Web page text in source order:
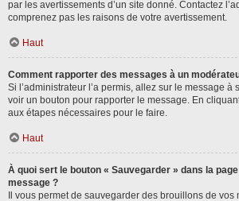
par les avertissements d’un site donné. Contactez
comprenez pas les raisons de votre avertissement.
Haut
Comment rapporter des messages à un
Si l’administrateur l’a permis, allez sur le message à
voir un bouton pour rapporter le message. En
aux étapes nécessaires pour le faire.
Haut
À quoi sert le bouton « Sauvegarder » dans la
message ?
Il vous permet de sauvegarder des brouillons de vos